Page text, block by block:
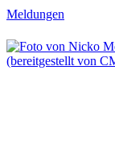
Meldungen